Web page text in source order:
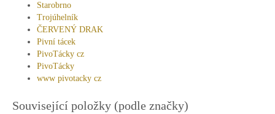
Starobrno
Trojúhelník
ČERVENÝ DRAK
Pivní tácek
PivoTácky cz
PivoTácky
www pivotacky cz
Související položky (podle značky)